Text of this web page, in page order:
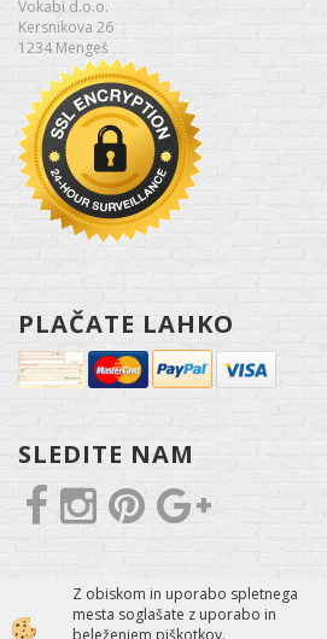
Vokabi d.o.o.
Kersnikova 26
1234 Mengeš
PLAČATE LAHKO
SLEDITE NAM
Izdelava spletne trgovine
Z obiskom in uporabo spletnega
mesta soglašate z uporabo in
beleženjem piškotkov.